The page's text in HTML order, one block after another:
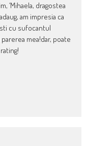
‘Mihaela, dragostea
am impresia ca
cu sufocantul
mea!dar, poate